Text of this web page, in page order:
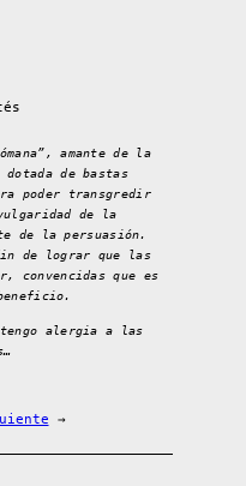
amante de la
de bastas
poder transgredir
de la
de la persuasión.
de lograr que las
convencidas que es
alergia a las
→